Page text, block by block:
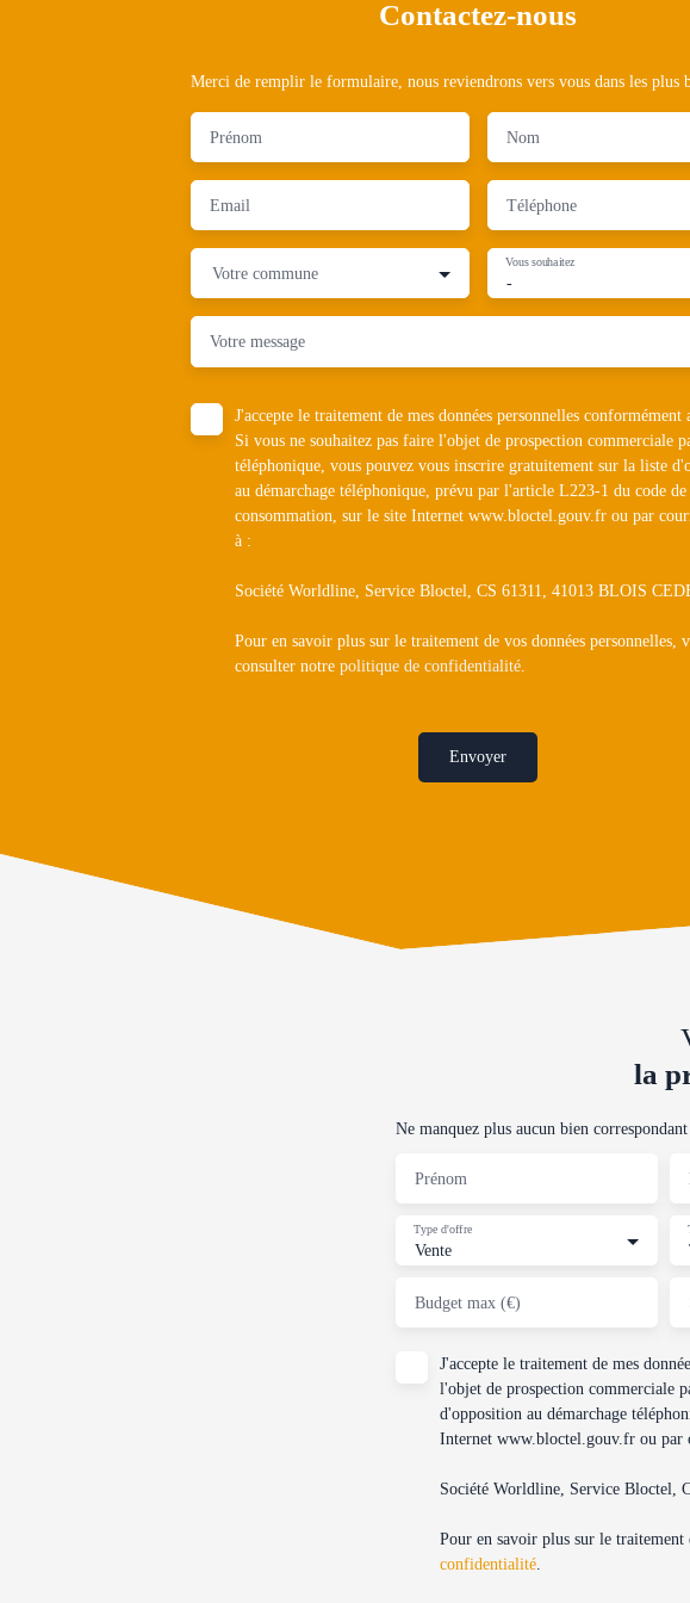
Contactez-nous
Merci de remplir le formulaire, nous reviendrons vers vous dans les plus
Prénom Nom
Email Téléphone
Votre commune -
Vous souhaitez
Votre message
J'accepte le traitement de mes données personnelles conformément
Si vous ne souhaitez pas faire l'objet de prospection commerciale
téléphonique, vous pouvez vous inscrire gratuitement sur la liste
au démarchage téléphonique, prévu par l'article L223-1 du code
consommation, sur le site Internet www.bloctel.gouv.fr ou par
à :
Société Worldline, Service Bloctel, CS 61311, 41013 BLOIS
Pour en savoir plus sur le traitement de vos données personnelles,
consulter notre politique de confidentialité
Envoyer
la
Ne manquez plus aucun bien
Prénom
Vente
Type d'offre
Budget max (€)
J'accepte le traitement de mes
l'objet de prospection commerciale
d'opposition au démarchage
Internet www.bloctel.gouv.fr ou par
Société Worldline, Service Bloctel,
Pour en savoir plus sur le traitement
confidentialité